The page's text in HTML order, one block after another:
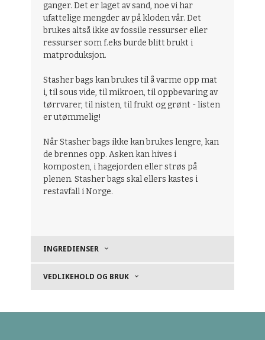
ganger. Det er laget av sand, noe vi har
ufattelige mengder av på kloden vår. Det
brukes altså ikke av fossile ressurser eller
ressurser som f.eks burde blitt brukt i
matproduksjon.
Stasher bags kan brukes til å varme opp mat
i, til sous vide, til mikroen, til oppbevaring av
tørrvarer, til nisten, til frukt og grønt - listen
er utømmelig!
Når Stasher bags ikke kan brukes lengre, kan
de brennes opp. Asken kan hives i
komposten, i hagejorden eller strøs på
plenen. Stasher bags skal ellers kastes i
restavfall i Norge.
INGREDIENSER
VEDLIKEHOLD OG BRUK